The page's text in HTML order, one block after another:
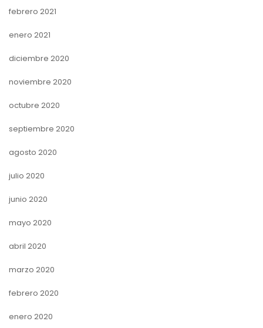
febrero 2021
enero 2021
diciembre 2020
noviembre 2020
octubre 2020
septiembre 2020
agosto 2020
julio 2020
junio 2020
mayo 2020
abril 2020
marzo 2020
febrero 2020
enero 2020